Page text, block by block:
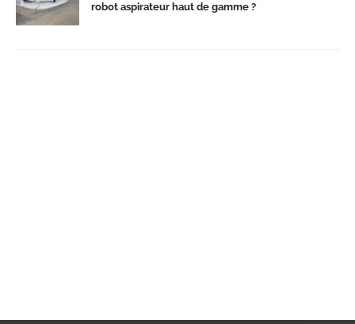
robot aspirateur haut de gamme ?